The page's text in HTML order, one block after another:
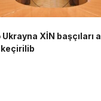
XİN başçıları